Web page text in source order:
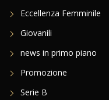
Eccellenza Femminile
Giovanili
news in primo piano
Promozione
Serie B